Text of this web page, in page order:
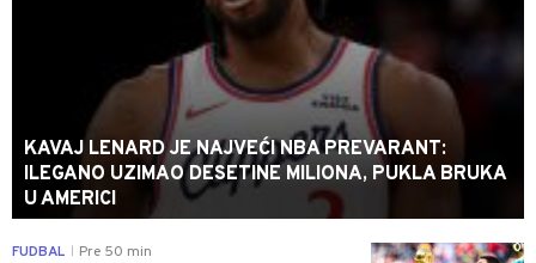
KAVAJ LENARD JE NAJVEĆI NBA PREVARANT:
ILEGANO UZIMAO DESETINE MILIONA, PUKLA BRUKA
U AMERICI
0
FUDBAL Pre 50 min